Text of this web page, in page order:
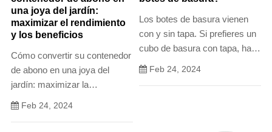
una joya del jardín:
maximizar el rendimiento
y los beneficios
Cómo convertir su contenedor
de abono en una joya del
jardín: maximizar la
producción y los beneficios El
Feb 24, 2024
Los botes de basura vienen
con y sin tapa. Si prefieres un
cubo de basura con tapa, hay
mucho para elegir. ¿De qué
Feb 24, 2024